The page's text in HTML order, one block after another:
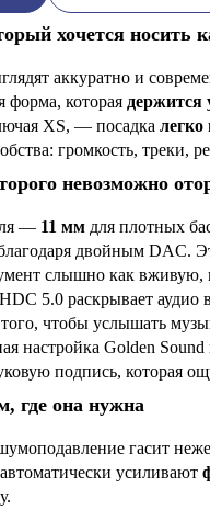
хочется носить
аккуратно и
форма, которая держится
XS, — посадка
громкость,
невозможно
— 11 мм для плотных
двойным DAC.
слышно как вживую,
5.0 раскрывает аудио
чтобы услышать
настройка Golden
подпись, которая
где она нужна
гасит
усиливают